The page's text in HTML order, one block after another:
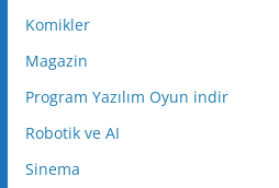
Komikler
Magazin
Program Yazılım Oyun indir
Robotik ve AI
Sinema